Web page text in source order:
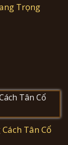
Trọng
Tân Cổ